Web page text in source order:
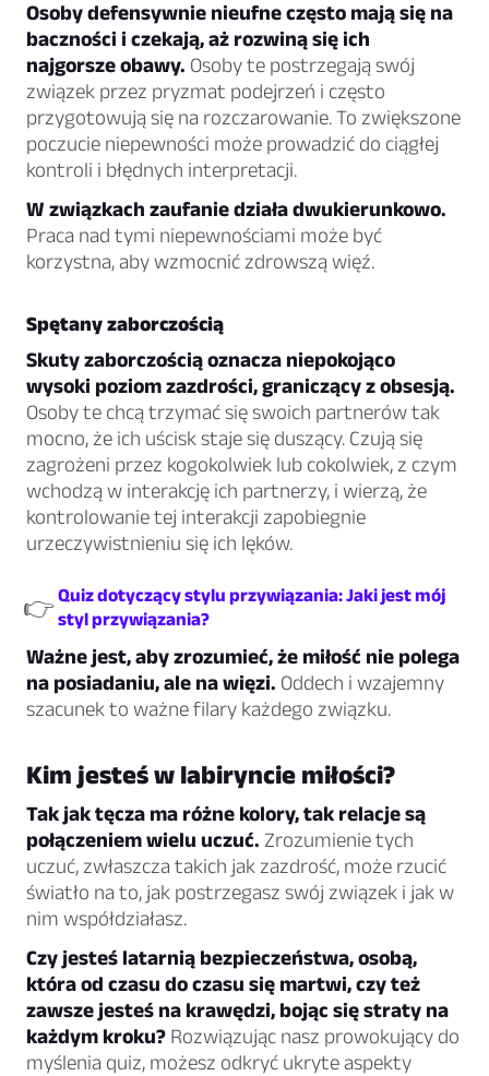
Osoby defensywnie nieufne często mają się na
baczności i czekają, aż rozwiną się ich
najgorsze obawy. Osoby te postrzegają swój
związek przez pryzmat podejrzeń i często
przygotowują się na rozczarowanie. To zwiększone
poczucie niepewności może prowadzić do ciągłej
kontroli i błędnych interpretacji.
W związkach zaufanie działa dwukierunkowo.
Praca nad tymi niepewnościami może być
korzystna, aby wzmocnić zdrowszą więź.
Spętany zaborczością
Skuty zaborczością oznacza niepokojąco
wysoki poziom zazdrości, graniczący z obsesją.
Osoby te chcą trzymać się swoich partnerów tak
mocno, że ich uścisk staje się duszący. Czują się
zagrożeni przez kogokolwiek lub cokolwiek, z czym
wchodzą w interakcję ich partnerzy, i wierzą, że
kontrolowanie tej interakcji zapobiegnie
urzeczywistnieniu się ich lęków.
👉Quiz dotyczący stylu przywiązania: Jaki jest mój
styl przywiązania?
Ważne jest, aby zrozumieć, że miłość nie polega
na posiadaniu, ale na więzi. Oddech i wzajemny
szacunek to ważne filary każdego związku.
Kim jesteś w labiryncie miłości?
Tak jak tęcza ma różne kolory, tak relacje są
połączeniem wielu uczuć. Zrozumienie tych
uczuć, zwłaszcza takich jak zazdrość, może rzucić
światło na to, jak postrzegasz swój związek i jak w
nim współdziałasz.
Czy jesteś latarnią bezpieczeństwa, osobą,
która od czasu do czasu się martwi, czy też
zawsze jesteś na krawędzi, bojąc się straty na
każdym kroku? Rozwiązując nasz prowokujący do
myślenia quiz, możesz odkryć ukryte aspekty